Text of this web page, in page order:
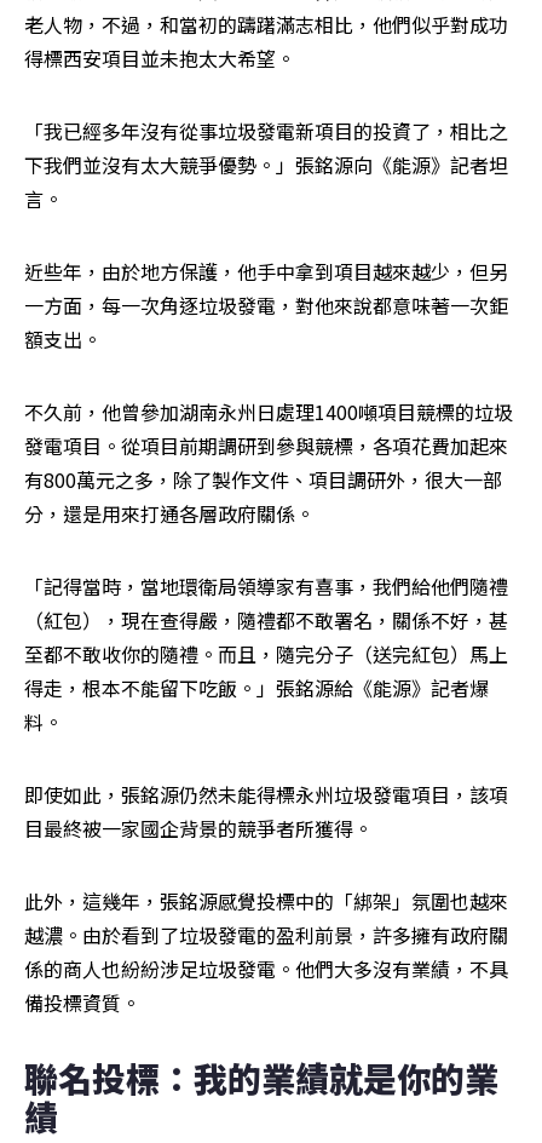
老人物，不過，和當初的躊躇滿志相比，他們似乎對成功
得標西安項目並未抱太大希望。
「我已經多年沒有從事垃圾發電新項目的投資了，相比之
下我們並沒有太大競爭優勢。」張銘源向《能源》記者坦
言。
近些年，由於地方保護，他手中拿到項目越來越少，但另
一方面，每一次角逐垃圾發電，對他來說都意味著一次鉅
額支出。
不久前，他曾參加湖南永州日處理1400噸項目競標的垃圾
發電項目。從項目前期調研到參與競標，各項花費加起來
有800萬元之多，除了製作文件、項目調研外，很大一部
分，還是用來打通各層政府關係。
「記得當時，當地環衛局領導家有喜事，我們給他們隨禮
（紅包），現在查得嚴，隨禮都不敢署名，關係不好，甚
至都不敢收你的隨禮。而且，隨完分子（送完紅包）馬上
得走，根本不能留下吃飯。」張銘源給《能源》記者爆
料。
即使如此，張銘源仍然未能得標永州垃圾發電項目，該項
目最終被一家國企背景的競爭者所獲得。
此外，這幾年，張銘源感覺投標中的「綁架」氛圍也越來
越濃。由於看到了垃圾發電的盈利前景，許多擁有政府關
係的商人也紛紛涉足垃圾發電。他們大多​​沒有業績，不具
備投標資質。
聯名投標：我的業績就是你的業
績